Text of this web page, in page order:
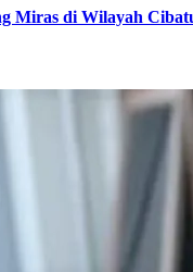
Miras di Wilayah